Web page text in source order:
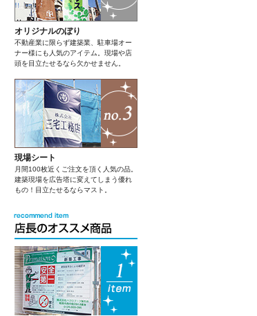
オリジナルのぼり
不動産業に限らず建築業、駐車場オー
ナー様にも人気のアイテム。現場や店
頭を目立たせるなら欠かせません。
現場シート
月間100枚近くご注文を頂く人気の品。
建築現場を広告塔に変えてしまう優れ
もの！目立たせるならマスト。